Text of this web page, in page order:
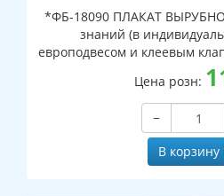
*ФБ-18090 ПЛАКАТ
знаний (в
европодвесом и клеевым
ВД-лак)
Цена розн:
−
В корзину